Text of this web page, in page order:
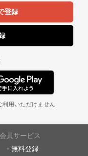
登録
用いただけません
会員サービス
無料登録